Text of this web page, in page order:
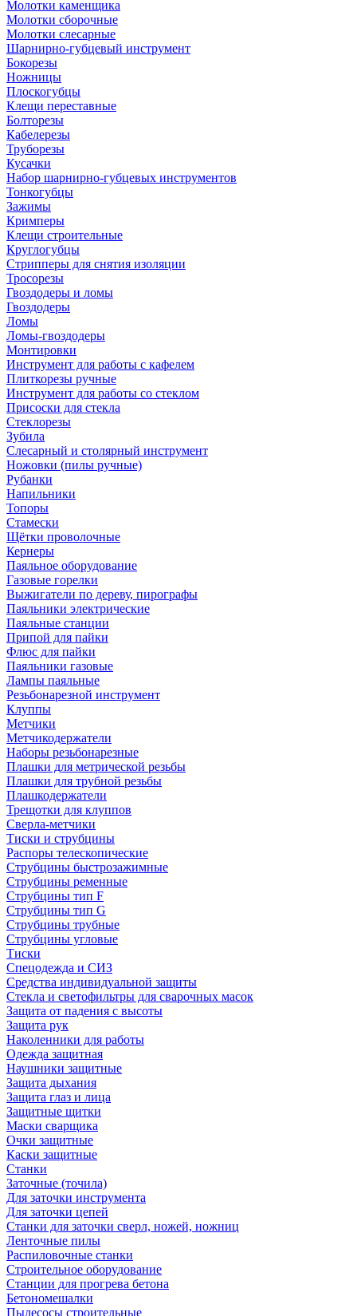
Молотки каменщика
Молотки сборочные
Молотки слесарные
Шарнирно-губцевый инструмент
Бокорезы
Ножницы
Плоскогубцы
Клещи переставные
Болторезы
Кабелерезы
Труборезы
Кусачки
Набор шарнирно-губцевых инструментов
Тонкогубцы
Зажимы
Кримперы
Клещи строительные
Круглогубцы
Стрипперы для снятия изоляции
Тросорезы
Гвоздодеры и ломы
Гвоздодеры
Ломы
Ломы-гвоздодеры
Монтировки
Инструмент для работы с кафелем
Плиткорезы ручные
Инструмент для работы со стеклом
Присоски для стекла
Стеклорезы
Зубила
Слесарный и столярный инструмент
Ножовки (пилы ручные)
Рубанки
Напильники
Топоры
Стамески
Щётки проволочные
Кернеры
Паяльное оборудование
Газовые горелки
Выжигатели по дереву, пирографы
Паяльники электрические
Паяльные станции
Припой для пайки
Флюс для пайки
Паяльники газовые
Лампы паяльные
Резьбонарезной инструмент
Клуппы
Метчики
Метчикодержатели
Наборы резьбонарезные
Плашки для метрической резьбы
Плашки для трубной резьбы
Плашкодержатели
Трещотки для клуппов
Сверла-метчики
Тиски и струбцины
Распоры телескопические
Струбцины быстрозажимные
Струбцины ременные
Струбцины тип F
Струбцины тип G
Струбцины трубные
Струбцины угловые
Тиски
Спецодежда и СИЗ
Средства индивидуальной защиты
Стекла и светофильтры для сварочных масок
Защита от падения с высоты
Защита рук
Наколенники для работы
Одежда защитная
Наушники защитные
Защита дыхания
Защита глаз и лица
Защитные щитки
Маски сварщика
Очки защитные
Каски защитные
Станки
Заточные (точила)
Для заточки инструмента
Для заточки цепей
Станки для заточки сверл, ножей, ножниц
Ленточные пилы
Распиловочные станки
Строительное оборудование
Станции для прогрева бетона
Бетономешалки
Пылесосы строительные